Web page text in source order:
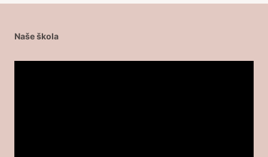
Naše škola